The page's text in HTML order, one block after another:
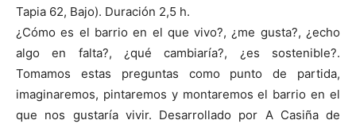
Tapia 62, Bajo). Duración 2,5 h.
¿Cómo es el barrio en el que vivo?, ¿me gusta?, ¿echo
algo en falta?, ¿qué cambiaría?, ¿es sostenible?.
Tomamos estas preguntas como punto de partida,
imaginaremos, pintaremos y montaremos el barrio en el
que nos gustaría vivir. Desarrollado por A Casiña de